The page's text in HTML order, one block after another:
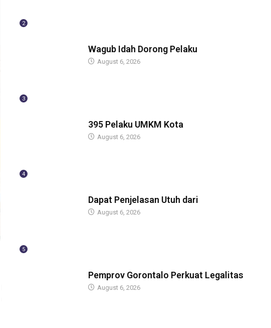
2
Wagub Idah Dorong Pelaku
August 6, 2026
3
395 Pelaku UMKM Kota
August 6, 2026
4
Dapat Penjelasan Utuh dari
August 6, 2026
5
Pemprov Gorontalo Perkuat Legalitas
August 6, 2026